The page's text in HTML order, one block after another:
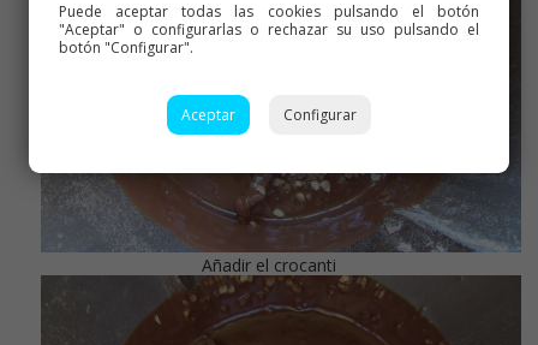
Añadir el crocanti
Puede aceptar todas las cookies pulsando el botón
"Aceptar" o configurarlas o rechazar su uso pulsando el
botón "Configurar".
Aceptar Configurar